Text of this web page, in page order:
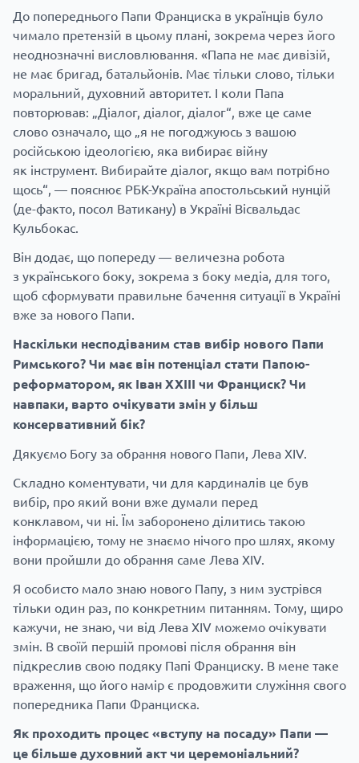
До попереднього Папи Франциска в українців було
чимало претензій в цьому плані, зокрема через його
неоднозначні висловлювання. «Папа не має дивізій,
не має бригад, батальйонів. Має тільки слово, тільки
моральний, духовний авторитет. І коли Папа
повторював: „Діалог, діалог, діалог“, вже це саме
слово означало, що „я не погоджуюсь з вашою
російською ідеологією, яка вибирає війну
як інструмент. Вибирайте діалог, якщо вам потрібно
щось“, — пояснює РБК-Україна апостольський нунцій
(де-факто, посол Ватикану) в Україні Вісвальдас
Кульбокас.
Він додає, що попереду — величезна робота
з українського боку, зокрема з боку медіа, для того,
щоб сформувати правильне бачення ситуації в Україні
вже за нового Папи.
Наскільки несподіваним став вибір нового Папи
Римського? Чи має він потенціал стати Папою-
реформатором, як Іван XXIII чи Франциск? Чи
навпаки, варто очікувати змін у більш
консервативний бік?
Дякуємо Богу за обрання нового Папи, Лева XIV.
Складно коментувати, чи для кардиналів це був
вибір, про який вони вже думали перед
конклавом, чи ні. Їм заборонено ділитись такою
інформацією, тому не знаємо нічого про шлях, якому
вони пройшли до обрання саме Лева ХIV.
Я особисто мало знаю нового Папу, з ним зустрівся
тільки один раз, по конкретним питанням. Тому, щиро
кажучи, не знаю, чи від Лева XIV можемо очікувати
змін. В своїй першій промові після обрання він
підкреслив свою подяку Папі Франциску. В мене таке
враження, що його намір є продовжити служіння свого
попередника Папи Франциска.
Як проходить процес «вступу на посаду» Папи —
це більше духовний акт чи церемоніальний?